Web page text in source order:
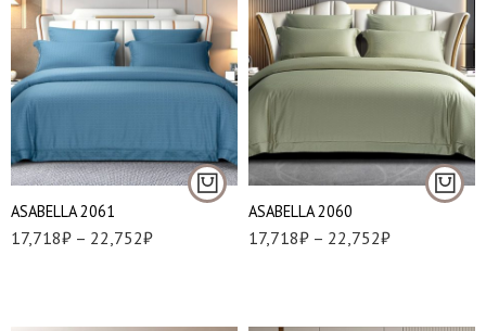
АSABELLA 2061
17,718₽ – 22,752₽
Семейный
АSABELLA 2060
17,718₽ – 22,752₽
Семейный